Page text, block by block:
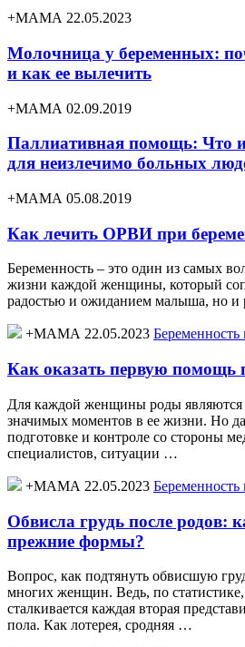
+МАМА 22.05.2023
Молочница у беременных:
и как ее вылечить
+МАМА 02.09.2019
Паллиативная помощь: Что
для неизлечимо больных
+МАМА 05.08.2019
Как лечить ОРВИ при
Беременность – это один из самых
жизни каждой женщины, который
радостью и ожиданием малыша, но
+МАМА 22.05.2023
Как оказать первую помощь
Для каждой женщины роды
значимых моментов в ее жизни. Но
подготовке и контроле со стороны
специалистов, ситуации …
+МАМА 22.05.2023
Обвисла грудь после родов:
прежние формы?
Вопрос, как подтянуть обвисшую
многих женщин. Ведь, по
сталкивается каждая вторая
пола. Как лотерея, сродняя …